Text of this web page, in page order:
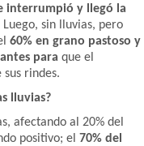
interrumpió y llegó la
sin lluvias, pero
60% en grano pastoso y
para que el
sus rindes.
lluvias?
afectando al 20% del
positivo; el 70% del